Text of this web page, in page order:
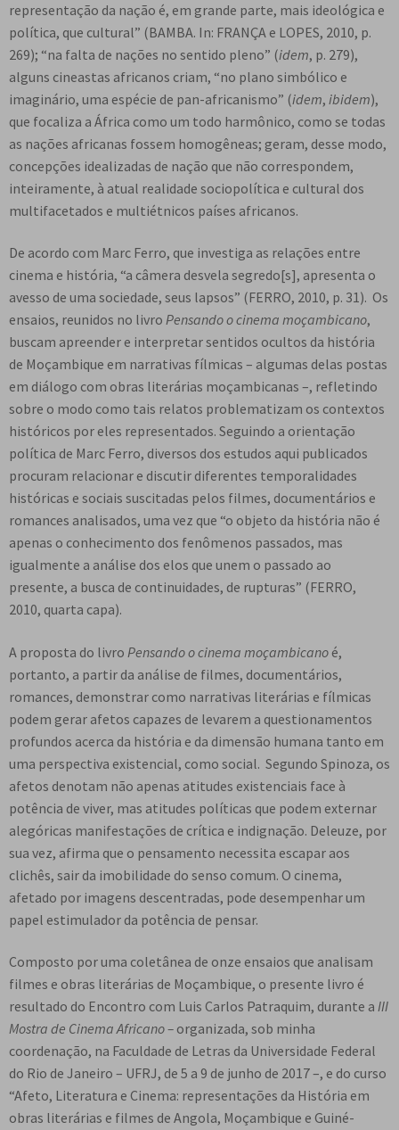
representação da nação é, em grande parte, mais ideológica e
política, que cultural” (BAMBA. In: FRANÇA e LOPES, 2010, p.
269); “na falta de nações no sentido pleno” (idem, p. 279),
alguns cineastas africanos criam, “no plano simbólico e
imaginário, uma espécie de pan-africanismo” (idem, ibidem),
que focaliza a África como um todo harmônico, como se todas
as nações africanas fossem homogêneas; geram, desse modo,
concepções idealizadas de nação que não correspondem,
inteiramente, à atual realidade sociopolítica e cultural dos
multifacetados e multiétnicos países africanos.
De acordo com Marc Ferro, que investiga as relações entre
cinema e história, “a câmera desvela segredo[s], apresenta o
avesso de uma sociedade, seus lapsos” (FERRO, 2010, p. 31). Os
ensaios, reunidos no livro Pensando o cinema moçambicano,
buscam apreender e interpretar sentidos ocultos da história
de Moçambique em narrativas fílmicas – algumas delas postas
em diálogo com obras literárias moçambicanas –, refletindo
sobre o modo como tais relatos problematizam os contextos
históricos por eles representados. Seguindo a orientação
política de Marc Ferro, diversos dos estudos aqui publicados
procuram relacionar e discutir diferentes temporalidades
históricas e sociais suscitadas pelos filmes, documentários e
romances analisados, uma vez que “o objeto da história não é
apenas o conhecimento dos fenômenos passados, mas
igualmente a análise dos elos que unem o passado ao
presente, a busca de continuidades, de rupturas” (FERRO,
2010, quarta capa).
A proposta do livro Pensando o cinema moçambicano é,
portanto, a partir da análise de filmes, documentários,
romances, demonstrar como narrativas literárias e fílmicas
podem gerar afetos capazes de levarem a questionamentos
profundos acerca da história e da dimensão humana tanto em
uma perspectiva existencial, como social. Segundo Spinoza, os
afetos denotam não apenas atitudes existenciais face à
potência de viver, mas atitudes políticas que podem externar
alegóricas manifestações de crítica e indignação. Deleuze, por
sua vez, afirma que o pensamento necessita escapar aos
clichês, sair da imobilidade do senso comum. O cinema,
afetado por imagens descentradas, pode desempenhar um
papel estimulador da potência de pensar.
Composto por uma coletânea de onze ensaios que analisam
filmes e obras literárias de Moçambique, o presente livro é
resultado do Encontro com Luis Carlos Patraquim, durante a III
Mostra de Cinema Africano – organizada, sob minha
coordenação, na Faculdade de Letras da Universidade Federal
do Rio de Janeiro – UFRJ, de 5 a 9 de junho de 2017 –, e do curso
“Afeto, Literatura e Cinema: representações da História em
obras literárias e filmes de Angola, Moçambique e Guiné-